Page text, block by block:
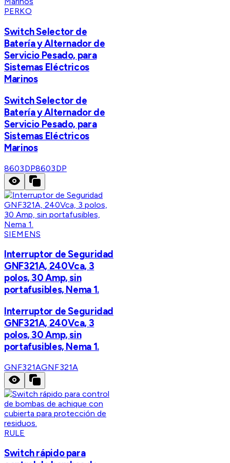
PERKO
Switch Selector de
Batería y Alternador de
Servicio Pesado, para
Sistemas Eléctricos
Marinos
Switch Selector de
Batería y Alternador de
Servicio Pesado, para
Sistemas Eléctricos
Marinos
8603DP8603DP
SIEMENS
Interruptor de Seguridad
GNF321A, 240Vca, 3
polos, 30 Amp, sin
portafusibles, Nema 1.
Interruptor de Seguridad
GNF321A, 240Vca, 3
polos, 30 Amp, sin
portafusibles, Nema 1.
GNF321AGNF321A
RULE
Switch rápido para